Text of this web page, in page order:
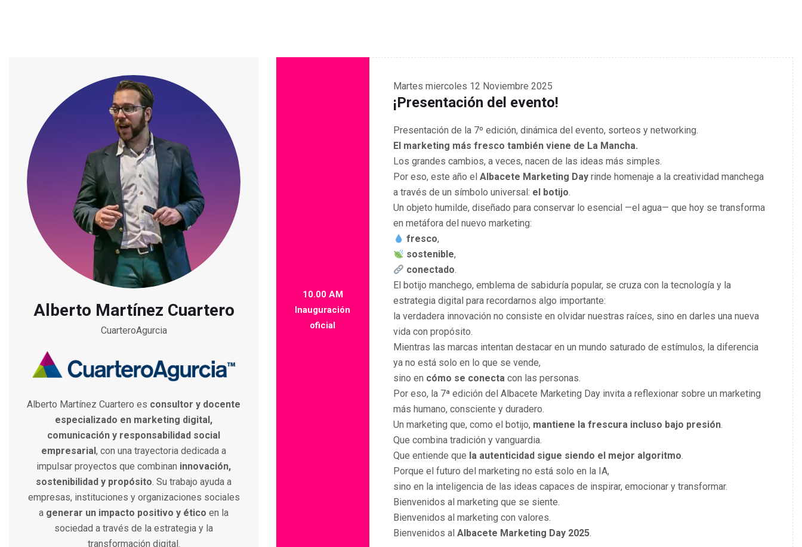
Alberto Martínez Cuartero
CuarteroAgurcia
Alberto Martínez Cuartero es consultor y docente
especializado en marketing digital,
comunicación y responsabilidad social
empresarial, con una trayectoria dedicada a
impulsar proyectos que combinan innovación,
sostenibilidad y propósito . Su trabajo ayuda a
empresas, instituciones y organizaciones sociales
a generar un impacto positivo y ético en la
sociedad a través de la estrategia y la
transformación digital.
10.00 AM
Inauguración
oficial
Martes miercoles 12 Noviembre 2025
¡Presentación del evento!
Presentación de la 7º edición, dinámica del evento, sorteos y networking.
El marketing más fresco también viene de La Mancha.
Los grandes cambios, a veces, nacen de las ideas más simples.
Por eso, este año el Albacete Marketing Dayrinde homenaje a la creatividad manchega
a través de un símbolo universal: el botijo.
Un objeto humilde, diseñado para conservar lo esencial —el agua— que hoy se transforma
en metáfora del nuevo marketing:
fresco,
sostenible,
conectado.
El botijo manchego, emblema de sabiduría popular, se cruza con la tecnología y la
estrategia digital para recordarnos algo importante:
la verdadera innovación no consiste en olvidar nuestras raíces, sino en darles una nueva
vida con propósito.
Mientras las marcas intentan destacar en un mundo saturado de estímulos, la diferencia
ya no está solo en lo que se vende,
sino en cómo se conectacon las personas.
Por eso, la 7ª edición del Albacete Marketing Day invita a reflexionar sobre un marketing
más humano, consciente y duradero.
Un marketing que, como el botijo, mantiene la frescura incluso bajo presión.
Que combina tradición y vanguardia.
Que entiende que la autenticidad sigue siendo el mejor algoritmo.
Porque el futuro del marketing no está solo en la IA,
sino en la inteligencia de las ideas capaces de inspirar, emocionar y transformar.
Bienvenidos al marketing que se siente.
Bienvenidos al marketing con valores.
Bienvenidos al Albacete Marketing Day 2025.